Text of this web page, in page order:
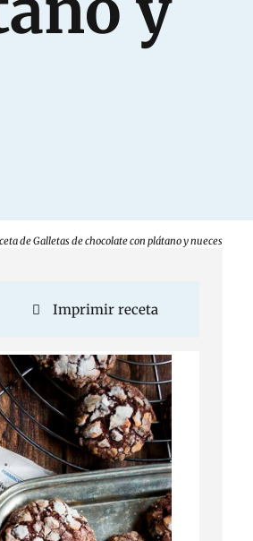
de Galletas de chocolate con plátano y nueces
Imprimir receta